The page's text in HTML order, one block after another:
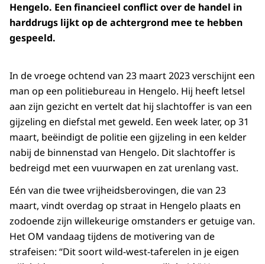
Hengelo. Een financieel conflict over de handel in
harddrugs lijkt op de achtergrond mee te hebben
gespeeld.
In de vroege ochtend van 23 maart 2023 verschijnt een
man op een politiebureau in Hengelo. Hij heeft letsel
aan zijn gezicht en vertelt dat hij slachtoffer is van een
gijzeling en diefstal met geweld. Een week later, op 31
maart, beëindigt de politie een gijzeling in een kelder
nabij de binnenstad van Hengelo. Dit slachtoffer is
bedreigd met een vuurwapen en zat urenlang vast.
Eén van die twee vrijheidsberovingen, die van 23
maart, vindt overdag op straat in Hengelo plaats en
zodoende zijn willekeurige omstanders er getuige van.
Het OM vandaag tijdens de motivering van de
strafeisen: “Dit soort wild-west-taferelen in je eigen